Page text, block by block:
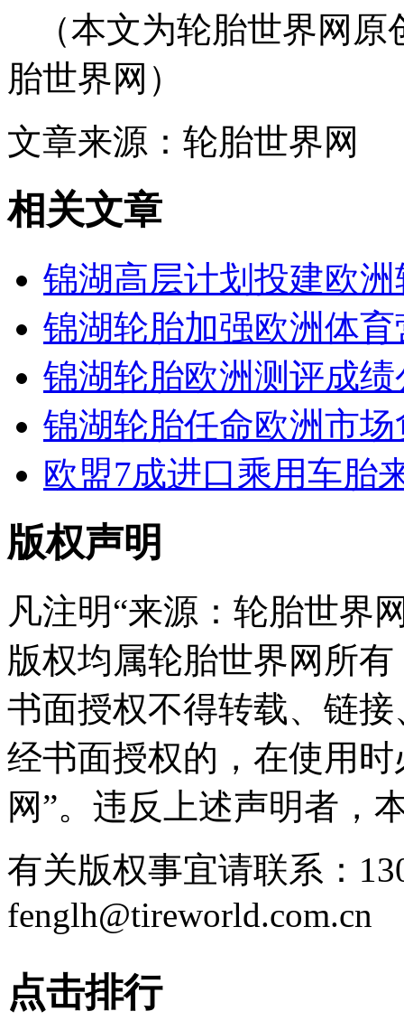
（本文为轮胎世界网
胎世界网）
文章来源：轮胎世界网
相关文章
锦湖高层计划投建欧
锦湖轮胎加强欧洲体育
锦湖轮胎欧洲测评成绩
锦湖轮胎任命欧洲市
欧盟7成进口乘用车胎
版权声明
凡注明“来源：轮胎世界
版权均属轮胎世界网所
书面授权不得转载、链
经书面授权的，在使用
网”。违反上述声明者，
有关版权事宜请联系：
fenglh@tireworld.com.cn
点击排行